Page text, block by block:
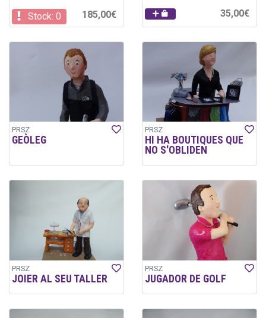
Stock: 0 185,00€ 35,00€
PRSZ
GEÒLEG
PRSZ
HI HA BOUTIQUES QUE
NO S'OBLIDEN
PRSZ
JOIER AL SEU TALLER
PRSZ
JUGADOR DE GOLF